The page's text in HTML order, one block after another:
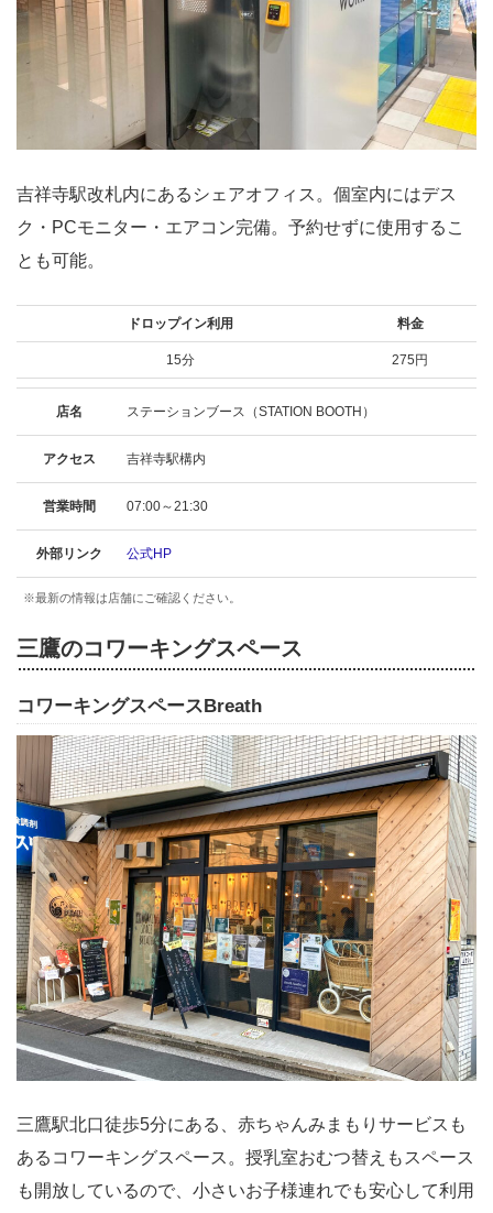
吉祥寺駅改札内にあるシェアオフィス。個室内にはデス
ク・PCモニター・エアコン完備。予約せずに使用するこ
とも可能。
ドロップイン利用 料金
15分 275円
店名 ステーションブース（STATION BOOTH）
アクセス 吉祥寺駅構内
営業時間 07:00～21:30
外部リンク 公式HP
※最新の情報は店舗にご確認ください。
三鷹のコワーキングスペース
コワーキングスペースBreath
三鷹駅北口徒歩5分にある、赤ちゃんみまもりサービスも
あるコワーキングスペース。授乳室おむつ替えもスペース
も開放しているので、小さいお子様連れでも安心して利用